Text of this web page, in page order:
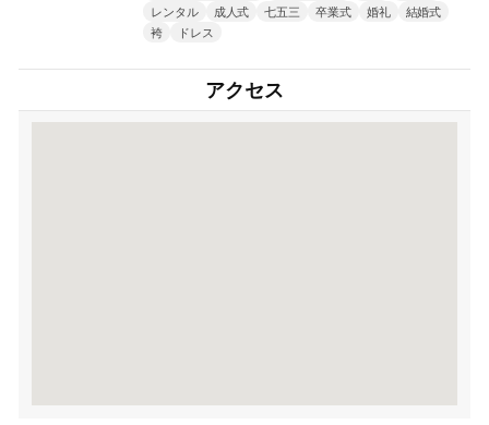
レンタル
成人式 七五三 卒業式 婚礼
結婚式
袴
ドレス
アクセス